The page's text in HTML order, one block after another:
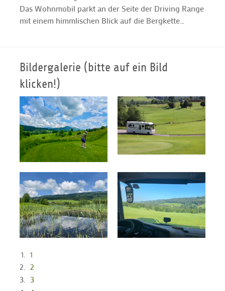
Das Wohnmobil parkt an der Seite der Driving Range
mit einem himmlischen Blick auf die Bergkette…
Bildergalerie (bitte auf ein Bild
klicken!)
1
2
3